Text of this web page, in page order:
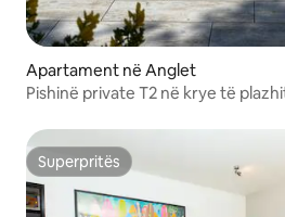
Apartament në Anglet
Pishinë private T2 në krye të
Superpritës
Superpritës